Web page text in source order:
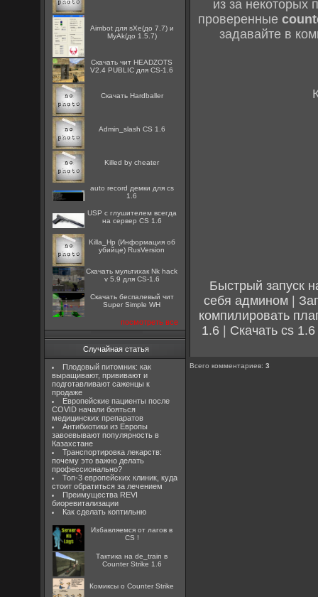
Aimbot для sXe(до 7.7) и
MyAk(до 1.5.7)
Скачать чит HEADZOTS
V2.4 PUBLIC для CS-1.6
Скачать Hardballer
Admin_slash CS 1.6
Killed by cheater
auto record демки для cs
1.6
USP с глушителем всегда
на сервер CS 1.6
Killa_Hp (Информация об
убийце) RusVersion
Скачать мультихак Nk hack
v 5.9 для CS-1.6
Скачать беспалевый чит
Super Simple WH
посмотреть все
Случайная статья
Плодовый питомник: как
выращивают, прививают и
подготавливают саженцы к
продаже
Европейские пациенты после
COVID начали бояться
медицинских препаратов
Антибиотики из Европы
завоевывают популярность в
Казахстане
Транспортировка лекарств:
почему это важно делать
профессионально?
Топ-3 европейских клиник, куда
стоит обратиться за лечением
Преимущества REVI
биоревитализации
Как сделать коптильню
Избавляемся от лагов в
CS !
Тактика на de_train в
Counter Strike 1.6
Комиксы о Counter Strike
из за некоторых
проверенные
задавайте в
Быстрый запуск
себя админом |
компилировать
1.6 | Скачать cs
Всего комментариев:3